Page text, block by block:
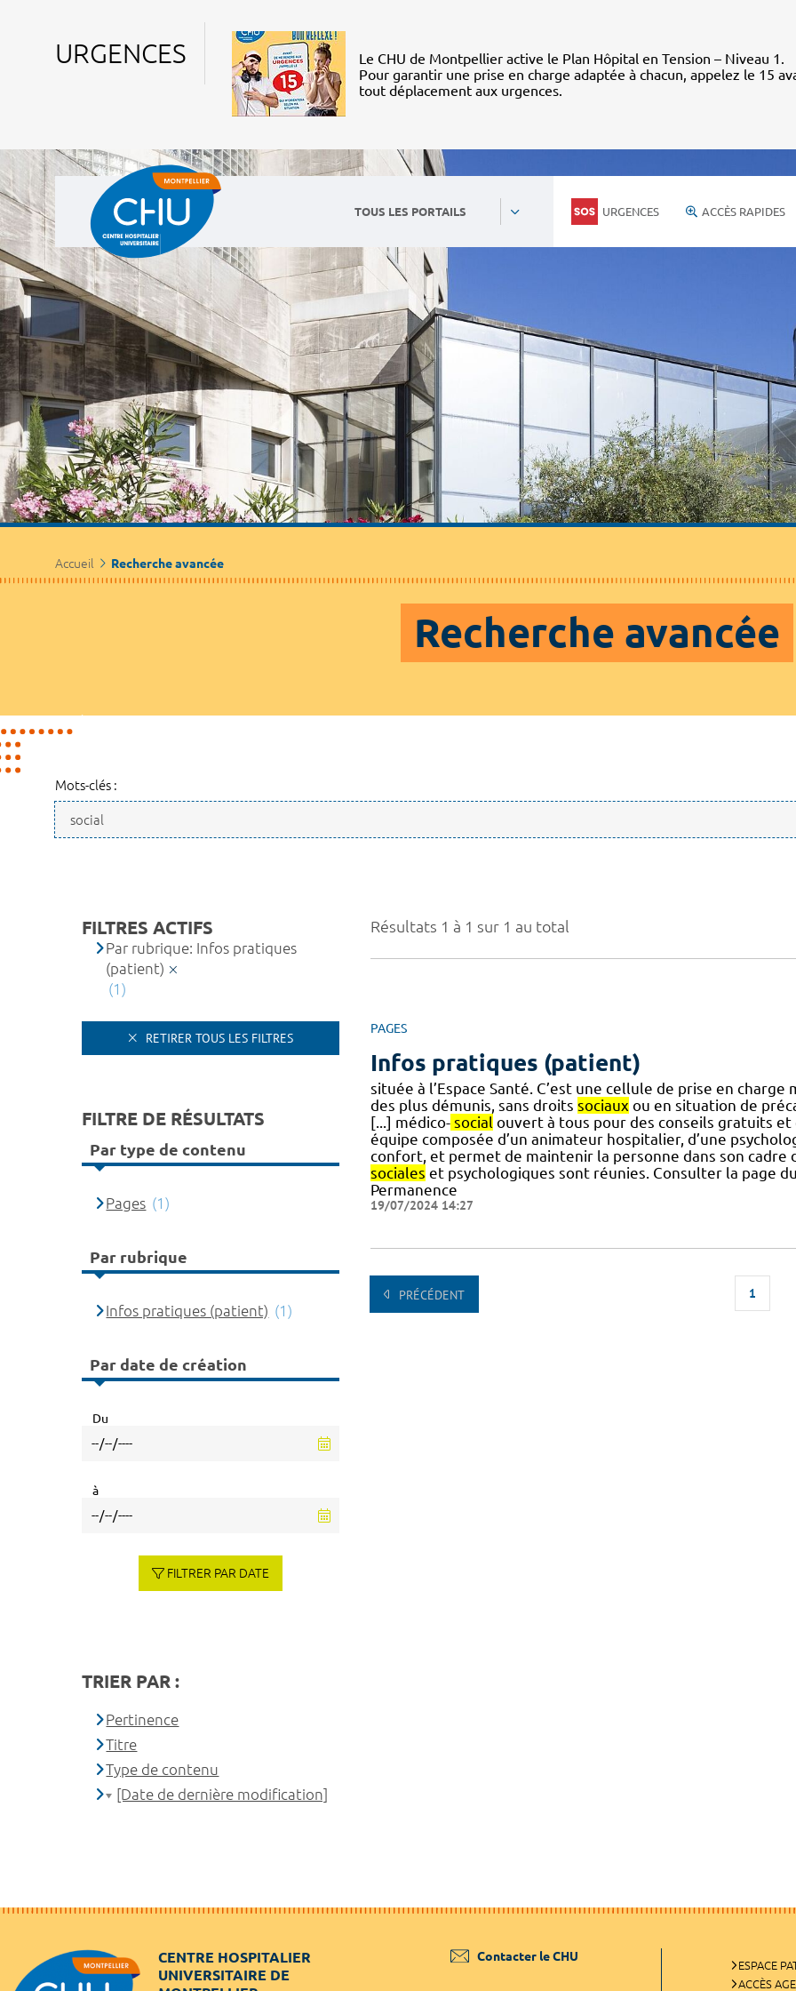
URGENCES
Le CHU de Montpellier active le Plan Hôpital en Tension – Niveau 1.
Pour garantir une prise en charge adaptée à chacun, appelez le 15
tout déplacement aux urgences.
TOUS LES PORTAILS URGENCES ACCÈS RAPIDES
Accueil Recherche avancée
Recherche avancée
Mots-clés :
Résultats 1 à 1 sur 1 au total
PAGES
Infos pratiques (patient)
située à l’Espace Santé. C’est une cellule de prise en charge
des plus démunis, sans droits sociaux ou en situation de
[...] médico- social ouvert à tous pour des conseils gratuits et
équipe composée d’un animateur hospitalier, d’une
confort, et permet de maintenir la personne dans son cadre
sociales et psychologiques sont réunies. Consulter la page
Permanence
19/07/2024 14:27
PRÉCÉDENT 1
FILTRES ACTIFS
Par rubrique: Infos pratiques
(patient)
(1)
RETIRER TOUS LES FILTRES
FILTRE DE RÉSULTATS
Par type de contenu
Pages (1)
Par rubrique
Infos pratiques (patient) (1)
Par date de création
Du
à
FILTRER PAR DATE
TRIER PAR :
Pertinence
Titre
Type de contenu
[Date de dernière modification]
CENTRE HOSPITALIER
UNIVERSITAIRE DE
Contacter le CHU
ESPACE
ACCÈS